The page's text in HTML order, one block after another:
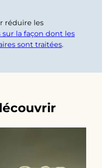
réduire les
sur la façon dont les
sont traitées.